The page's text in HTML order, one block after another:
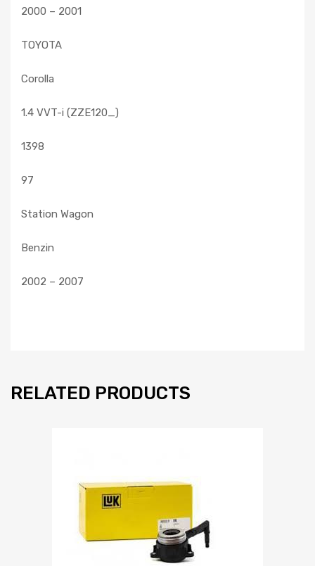
2000 – 2001
TOYOTA
Corolla
1.4 VVT-i (ZZE120_)
1398
97
Station Wagon
Benzin
2002 – 2007
RELATED PRODUCTS